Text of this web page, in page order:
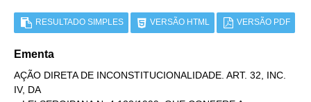
RESULTADO SIMPLES VERSÃO HTML VERSÃO PDF
Ementa
AÇÃO DIRETA DE INCONSTITUCIONALIDADE. ART. 32, INC.
IV, DA